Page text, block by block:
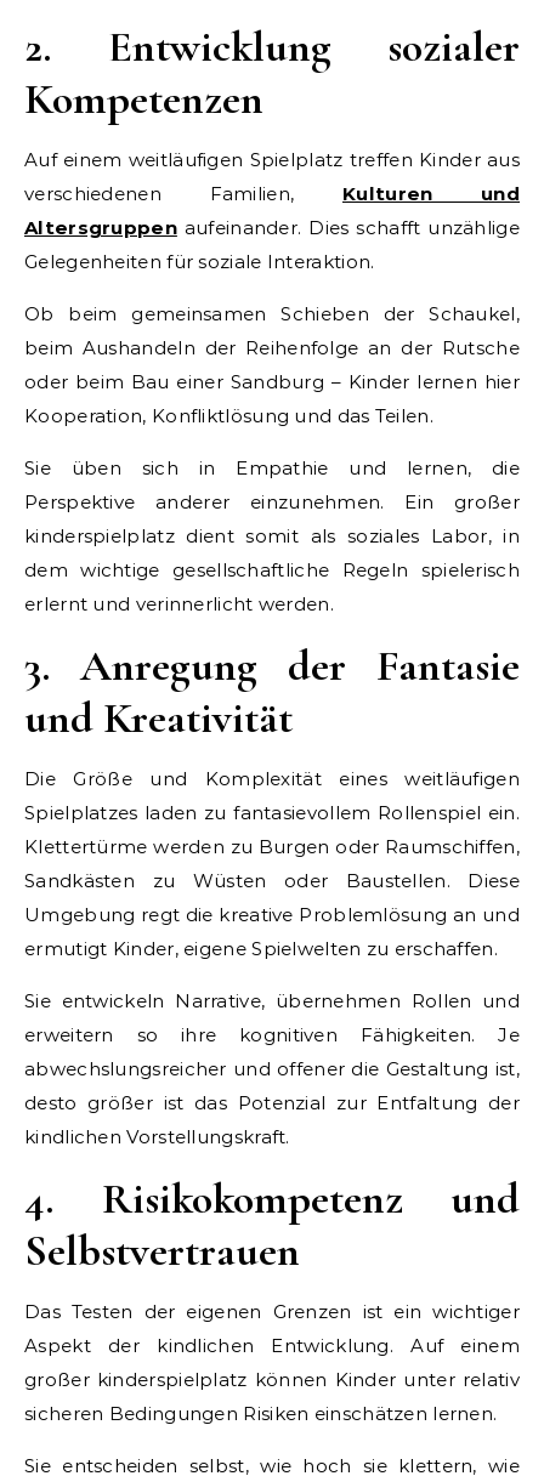
2. Entwicklung sozialer
Kompetenzen
Auf einem weitläufigen Spielplatz treffen Kinder aus
verschiedenen Familien, Kulturen und
Altersgruppenaufeinander. Dies schafft unzählige
Gelegenheiten für soziale Interaktion.
Ob beim gemeinsamen Schieben der Schaukel,
beim Aushandeln der Reihenfolge an der Rutsche
oder beim Bau einer Sandburg – Kinder lernen hier
Kooperation, Konfliktlösung und das Teilen.
Sie üben sich in Empathie und lernen, die
Perspektive anderer einzunehmen. Ein großer
kinderspielplatz dient somit als soziales Labor, in
dem wichtige gesellschaftliche Regeln spielerisch
erlernt und verinnerlicht werden.
3. Anregung der Fantasie
und Kreativität
Die Größe und Komplexität eines weitläufigen
Spielplatzes laden zu fantasievollem Rollenspiel ein.
Klettertürme werden zu Burgen oder Raumschiffen,
Sandkästen zu Wüsten oder Baustellen. Diese
Umgebung regt die kreative Problemlösung an und
ermutigt Kinder, eigene Spielwelten zu erschaffen.
Sie entwickeln Narrative, übernehmen Rollen und
erweitern so ihre kognitiven Fähigkeiten. Je
abwechslungsreicher und offener die Gestaltung ist,
desto größer ist das Potenzial zur Entfaltung der
kindlichen Vorstellungskraft.
4. Risikokompetenz und
Selbstvertrauen
Das Testen der eigenen Grenzen ist ein wichtiger
Aspekt der kindlichen Entwicklung. Auf einem
großer kinderspielplatz können Kinder unter relativ
sicheren Bedingungen Risiken einschätzen lernen.
Sie entscheiden selbst, wie hoch sie klettern, wie